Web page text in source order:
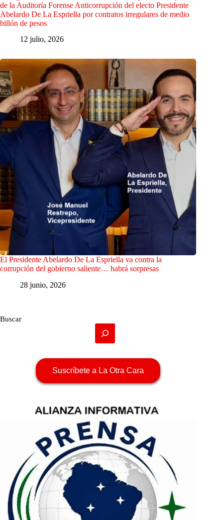
de la Auditoría Forense Anticorrupción del electo Presidente
Abelardo De La Espriella por contratos irregulares de medio
billón de pesos
12 julio, 2026
El Presidente Abelardo De La Espriella va contra la
corrupción del gobierno saliente… habrá sorpresas
28 junio, 2026
Buscar
Suscríbete a La Otra Cara